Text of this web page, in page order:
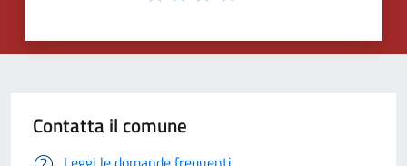
Contatta il comune